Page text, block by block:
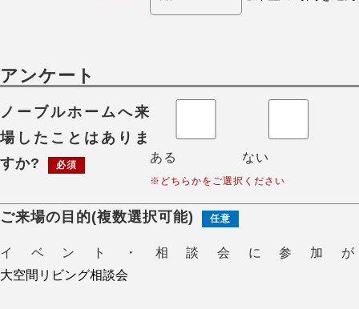
アンケート
ノーブルホームへ来
場したことはありま
すか?
必須
ある ない
※どちらかをご選択ください
ご来場の目的(複数選択可能) 任意
イベント・相談会に参加